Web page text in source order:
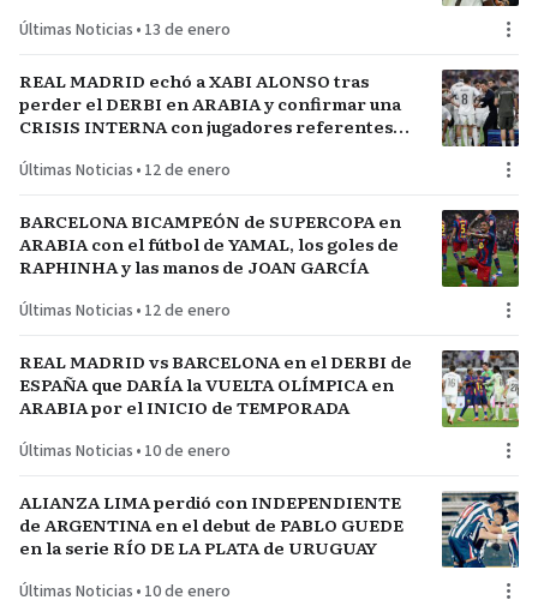
Últimas Noticias • 13 de enero
REAL MADRID echó a XABI ALONSO tras
perder el DERBI en ARABIA y confirmar una
CRISIS INTERNA con jugadores referentes
Últimas Noticias • 12 de enero
BARCELONA BICAMPEÓN de SUPERCOPA en
ARABIA con el fútbol de YAMAL, los goles de
RAPHINHA y las manos de JOAN GARCÍA
Últimas Noticias • 12 de enero
REAL MADRID vs BARCELONA en el DERBI de
ESPAÑA que DARÍA la VUELTA OLÍMPICA en
ARABIA por el INICIO de TEMPORADA
Últimas Noticias • 10 de enero
ALIANZA LIMA perdió con INDEPENDIENTE
de ARGENTINA en el debut de PABLO GUEDE
en la serie RÍO DE LA PLATA de URUGUAY
Últimas Noticias • 10 de enero